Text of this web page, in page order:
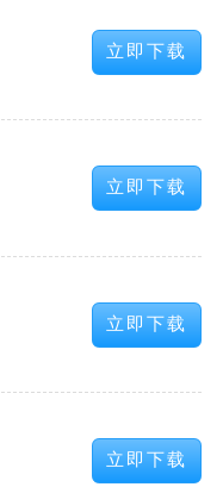
立即下载
立即下载
立即下载
立即下载